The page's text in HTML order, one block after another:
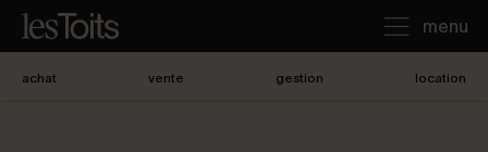
menu
achat vente gestion location